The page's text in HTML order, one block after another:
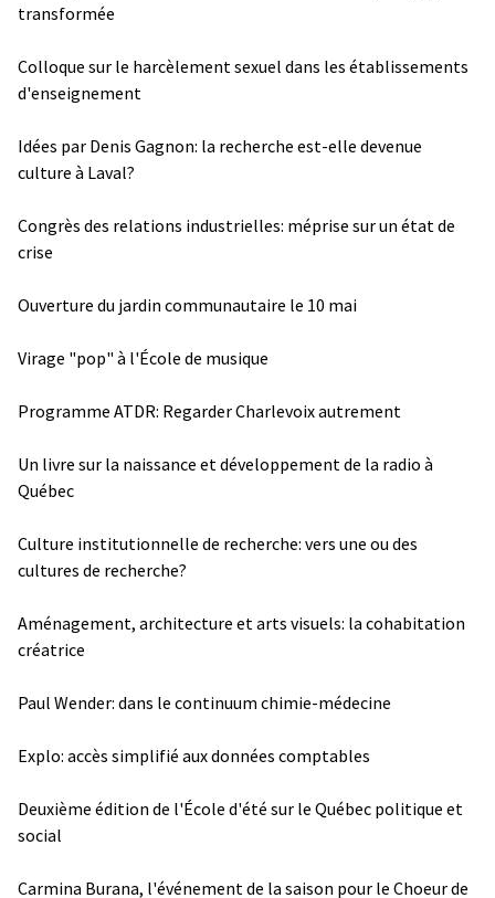
transformée
Colloque sur le harcèlement sexuel dans les établissements
d'enseignement
Idées par Denis Gagnon: la recherche est-elle devenue
culture à Laval?
Congrès des relations industrielles: méprise sur un état de
crise
Ouverture du jardin communautaire le 10 mai
Virage "pop" à l'École de musique
Programme ATDR: Regarder Charlevoix autrement
Un livre sur la naissance et développement de la radio à
Québec
Culture institutionnelle de recherche: vers une ou des
cultures de recherche?
Aménagement, architecture et arts visuels: la cohabitation
créatrice
Paul Wender: dans le continuum chimie-médecine
Explo: accès simplifié aux données comptables
Deuxième édition de l'École d'été sur le Québec politique et
social
Carmina Burana, l'événement de la saison pour le Choeur de